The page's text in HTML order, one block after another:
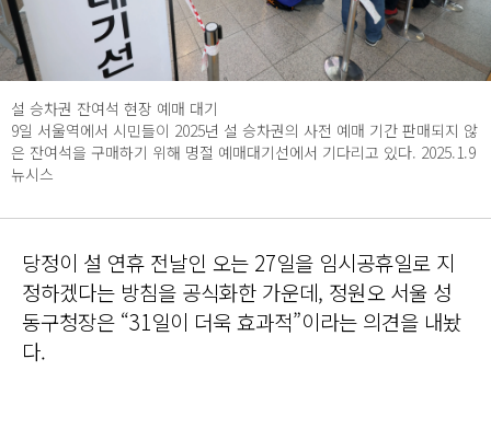
설 승차권 잔여석 현장 예매 대기
9일 서울역에서 시민들이 2025년 설 승차권의 사전 예매 기간 판매되지 않
은 잔여석을 구매하기 위해 명절 예매대기선에서 기다리고 있다. 2025.1.9
뉴시스
당정이 설 연휴 전날인 오는 27일을 임시공휴일로 지
정하겠다는 방침을 공식화한 가운데, 정원오 서울 성
동구청장은 “31일이 더욱 효과적”이라는 의견을 내놨
다.